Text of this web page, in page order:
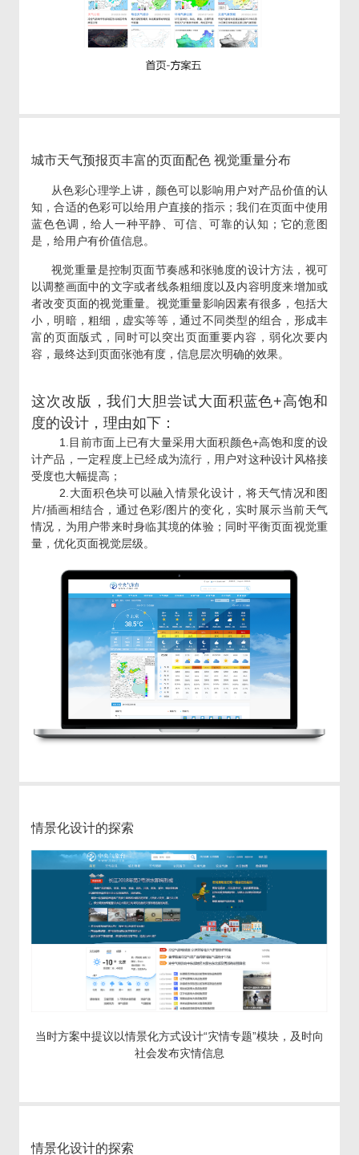
城市天气预报页丰富的页面配色 视觉重量分布
从色彩心理学上讲，颜色可以影响用户对产品价值的认
知，合适的色彩可以给用户直接的指示；我们在页面中使用
蓝色色调，给人一种平静、可信、可靠的认知；它的意图
是，给用户有价值信息。
视觉重量是控制页面节奏感和张驰度的设计方法，视可
以调整画面中的文字或者线条粗细度以及内容明度来增加或
者改变页面的视觉重量。视觉重量影响因素有很多，包括大
小，明暗，粗细，虚实等等，通过不同类型的组合，形成丰
富的页面版式，同时可以突出页面重要内容，弱化次要内
容，最终达到页面张弛有度，信息层次明确的效果。
这次改版，我们大胆尝试大面积蓝色+高饱和
度的设计，理由如下：
1.目前市面上已有大量采用大面积颜色+高饱和度的设
计产品，一定程度上已经成为流行，用户对这种设计风格接
受度也大幅提高；
2.大面积色块可以融入情景化设计，将天气情况和图
片/插画相结合，通过色彩/图片的变化，实时展示当前天气
情况，为用户带来时身临其境的体验；同时平衡页面视觉重
量，优化页面视觉层级。
情景化设计的探索
当时方案中提议以情景化方式设计“灾情专题”模块，及时向
社会发布灾情信息
情景化设计的探索